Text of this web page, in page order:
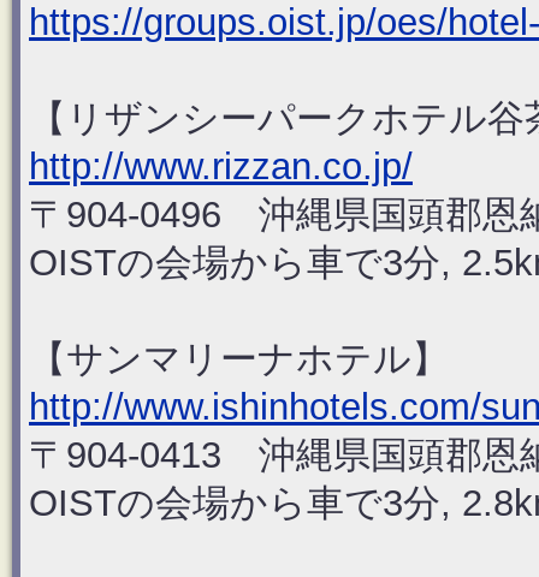
https://groups.oist.jp/oes/
【リザンシーパークホテル
http://www.rizzan.co.jp/
〒904-0496 沖縄県国頭郡恩
OISTの会場から車で3分,
【サンマリーナホテル】
http://www.ishinhotels.com/
〒904-0413 沖縄県国頭郡恩
OISTの会場から車で3分,